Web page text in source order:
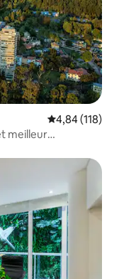
Évaluation
4,84 (118)